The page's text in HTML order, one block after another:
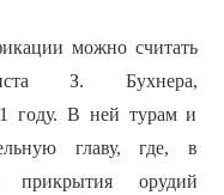
можно считать
З. Бухнера,
году. В ней турам и
главу, где, в
прикрытия орудий